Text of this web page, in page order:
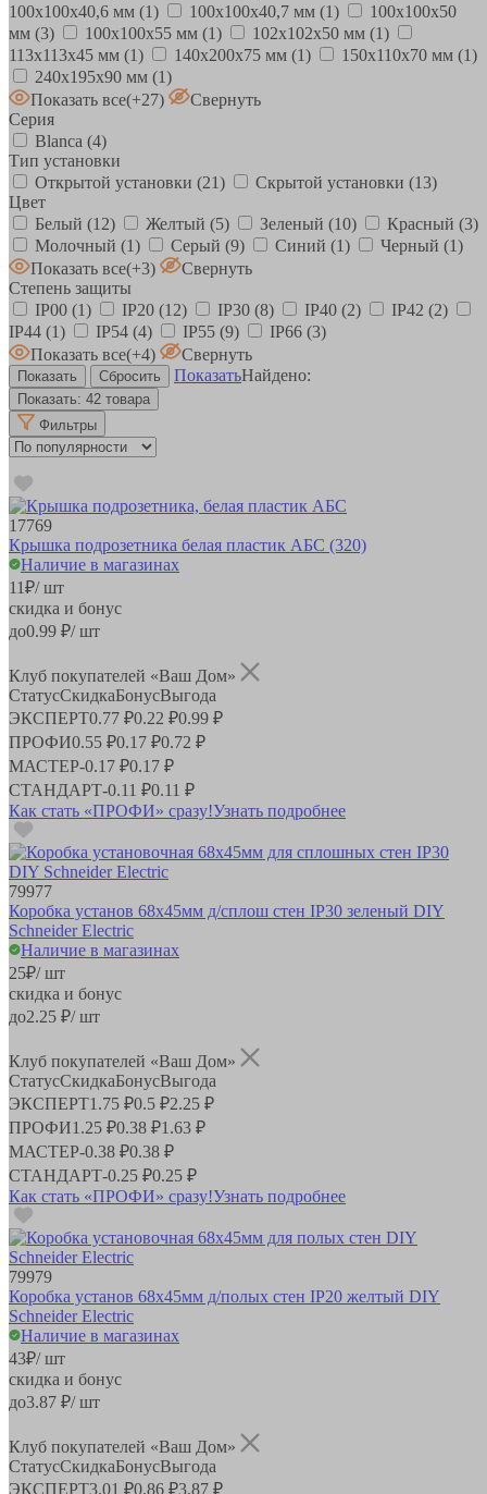
100х100х40,6 мм (1) 100х100х40,7 мм (1)
100х100х50
мм (3) 100х100х55 мм (1) 102х102х50 мм (1)
113х113х45 мм (1) 140х200х75 мм (1) 150х110х70 мм (1)
240х195х90 мм (1)
Показать все(+27)
Свернуть
Серия
Blanca (4)
Тип установки
Открытой установки (21) Скрытой установки (13)
Цвет
Белый (12) Желтый (5) Зеленый (10) Красный (3)
Молочный (1) Серый (9) Синий (1) Черный (1)
Показать все(+3)
Свернуть
Степень защиты
IP00 (1) IP20 (12) IP30 (8) IP40 (2) IP42 (2)
IP44 (1) IP54 (4) IP55 (9) IP66 (3)
Показать все(+4)
Свернуть
ПоказатьНайдено:
Показать: 42 товара
Фильтры
17769
Крышка подрозетника белая пластик АБС (320)
Наличие в магазинах
11₽/ шт
скидка и бонус
до0.99 ₽/ шт
Клуб покупателей «Ваш Дом»
СтатусСкидкаБонусВыгода
ЭКСПЕРТ0.77 ₽0.22 ₽0.99 ₽
ПРОФИ0.55 ₽0.17 ₽0.72 ₽
МАСТЕР-0.17 ₽0.17 ₽
СТАНДАРТ-0.11 ₽0.11 ₽
Как стать «ПРОФИ» сразу!Узнать подробнее
79977
Коробка установ 68х45мм д/сплош стен IP30 зеленый DIY
Schneider Electric
Наличие в магазинах
25₽/ шт
скидка и бонус
до2.25 ₽/ шт
Клуб покупателей «Ваш Дом»
СтатусСкидкаБонусВыгода
ЭКСПЕРТ1.75 ₽0.5 ₽2.25 ₽
ПРОФИ1.25 ₽0.38 ₽1.63 ₽
МАСТЕР-0.38 ₽0.38 ₽
СТАНДАРТ-0.25 ₽0.25 ₽
Как стать «ПРОФИ» сразу!Узнать подробнее
79979
Коробка установ 68х45мм д/полых стен IP20 желтый DIY
Schneider Electric
Наличие в магазинах
43₽/ шт
скидка и бонус
до3.87 ₽/ шт
Клуб покупателей «Ваш Дом»
СтатусСкидкаБонусВыгода
ЭКСПЕРТ3.01 ₽0.86 ₽3.87 ₽